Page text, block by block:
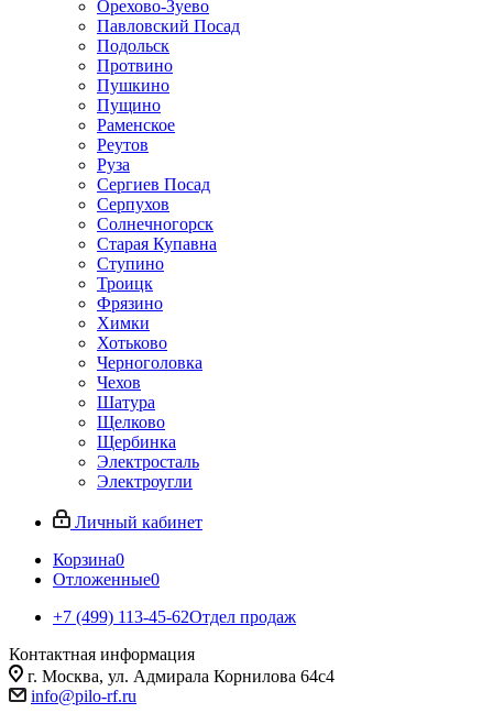
Орехово-Зуево
Павловский Посад
Подольск
Протвино
Пушкино
Пущино
Раменское
Реутов
Руза
Сергиев Посад
Серпухов
Солнечногорск
Старая Купавна
Ступино
Троицк
Фрязино
Химки
Хотьково
Черноголовка
Чехов
Шатура
Щелково
Щербинка
Электросталь
Электроугли
Личный кабинет
Корзина0
Отложенные0
+7 (499) 113-45-62Отдел продаж
Контактная информация
г. Москва, ул. Адмирала Корнилова 64с4
info@pilo-rf.ru